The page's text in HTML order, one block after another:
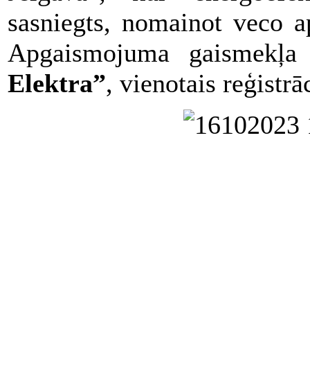
sasniegts, nomainot veco
Apgaismojuma
Elektra”, vienotais